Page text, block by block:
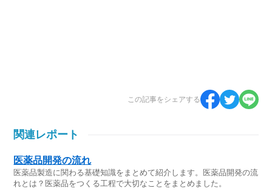
この記事をシェアする
関連レポート
医薬品開発の流れ
医薬品製造に関わる基礎知識をまとめて紹介します。医薬品開発の流
れとは？医薬品をつくる工程で大切なことをまとめました。